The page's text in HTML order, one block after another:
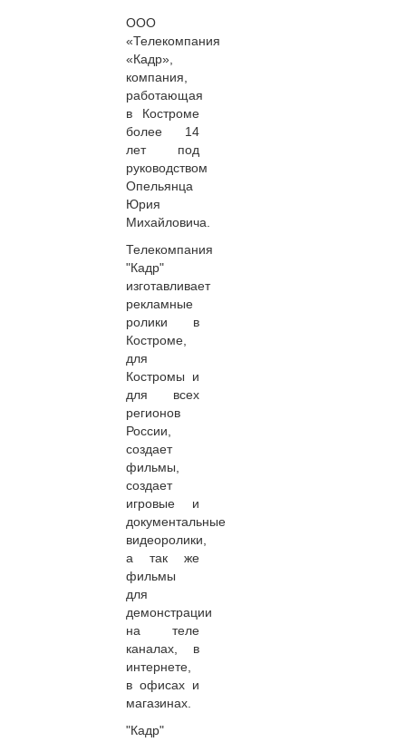
ООО
«Телекомпания
«Кадр»,
компания,
работающая
в Костроме
более 14
лет под
руководством
Опельянца
Юрия
Михайловича.
Телекомпания
"Кадр"
изготавливает
рекламные
ролики в
Костроме,
для
Костромы и
для всех
регионов
России,
создает
фильмы,
создает
игровые и
документальные
видеоролики,
а так же
фильмы
для
демонстрации
на теле
каналах, в
интернете,
в офисах и
магазинах.
"Кадр"